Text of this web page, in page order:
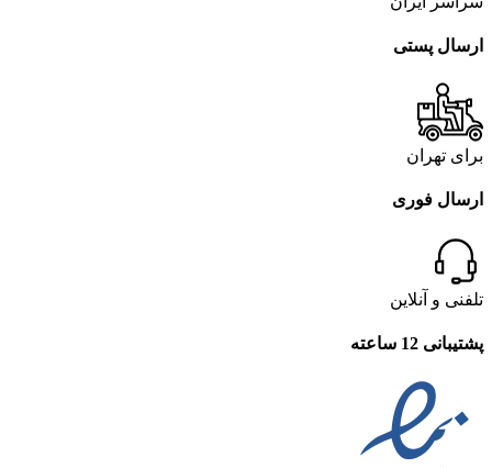
ارسال پستی
برای تهران
ارسال فوری
تلفنی و آنلاین
پشتیبانی 12 ساعته